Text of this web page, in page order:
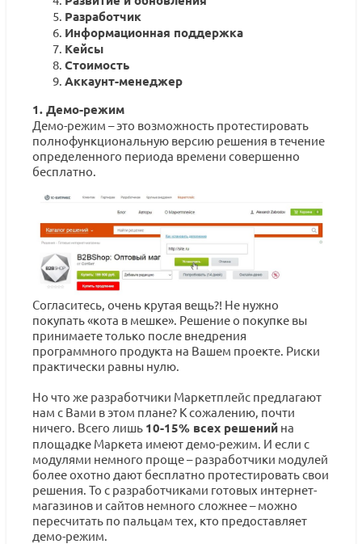
Разработчик
Информационная поддержка
Кейсы
Стоимость
Аккаунт-менеджер
1. Демо-режим
Демо-режим – это возможность протестировать
полнофункциональную версию решения в течение
определенного периода времени совершенно
бесплатно.
Согласитесь, очень крутая вещь?! Не нужно
покупать «кота в мешке». Решение о покупке вы
принимаете только после внедрения
программного продукта на Вашем проекте. Риски
практически равны нулю.
Но что же разработчики Маркетплейс предлагают
нам с Вами в этом плане? К сожалению, почти
ничего. Всего лишь 10-15% всех решений на
площадке Маркета имеют демо-режим. И если с
модулями немного проще – разработчики модулей
более охотно дают бесплатно протестировать свои
решения. То с разработчиками готовых интернет-
магазинов и сайтов немного сложнее – можно
пересчитать по пальцам тех, кто предоставляет
демо-режим.